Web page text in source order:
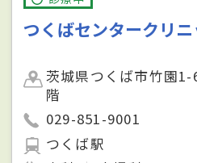
つくばセンタークリニ
茨城県つくば市竹園
階
029-851-9001
つくば駅